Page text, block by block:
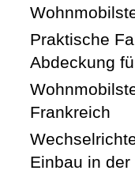
Praktische
Abdeckung
Frankreich
Einbau in der